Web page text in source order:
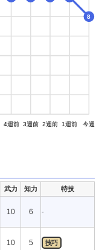
4週前 3週前 2週前 1週前 今週
8
武力 知力 特技
10 6 -
10 5 技巧